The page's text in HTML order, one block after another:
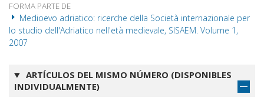
FORMA PARTE DE
Medioevo adriatico: ricerche della Società internazionale per
lo studio dell'Adriatico nell'età medievale, SISAEM. Volume 1,
2007
ARTÍCULOS DEL MISMO NÚMERO (DISPONIBLES
INDIVIDUALMENTE)